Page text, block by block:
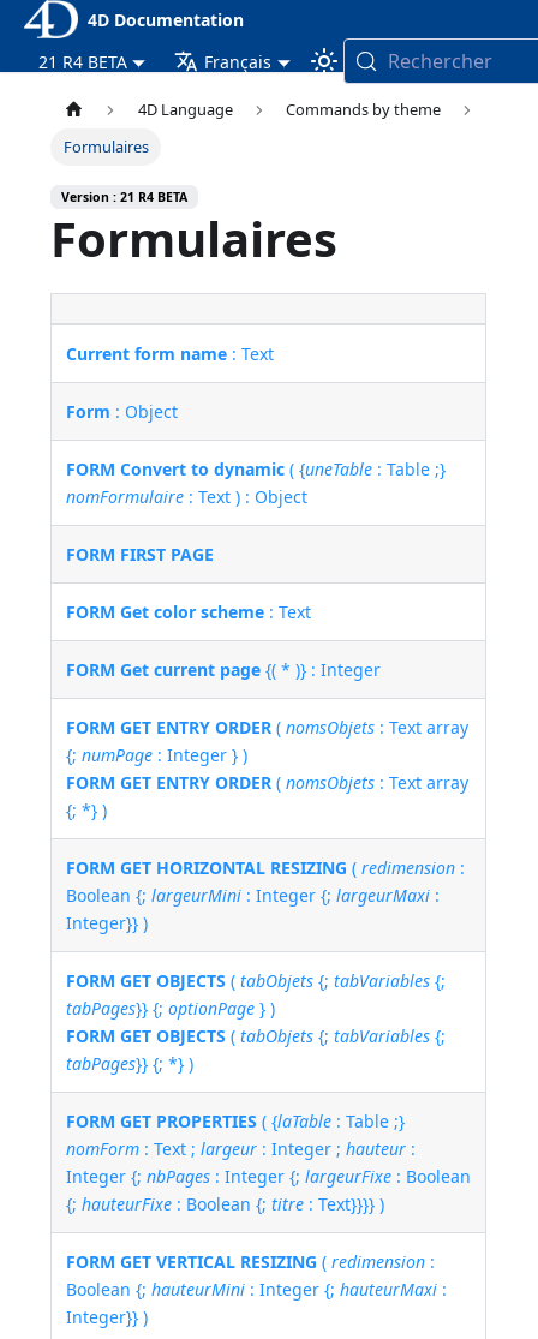
4D Documentation
21 R4 BETA
Français Rechercher
4D Language
Commands by theme
Formulaires
Version : 21 R4 BETA
Formulaires
Current form name : Text
Form : Object
FORM Convert to dynamic ( {uneTable : Table ;}
nomFormulaire : Text ) : Object
FORM FIRST PAGE
FORM Get color scheme : Text
FORM Get current page {( * )} : Integer
FORM GET ENTRY ORDER (nomsObjets : Text array
{;numPage : Integer } )
FORM GET ENTRY ORDER (nomsObjets : Text array
{; *} )
FORM GET HORIZONTAL RESIZING (redimension :
Boolean {;largeurMini : Integer {;largeurMaxi :
Integer}} )
FORM GET OBJECTS (tabObjets {;tabVariables {;
tabPages}} {;optionPage } )
FORM GET OBJECTS (tabObjets {;tabVariables {;
tabPages}} {; *} )
FORM GET PROPERTIES ( {laTable : Table ;}
nomForm : Text ;largeur : Integer ;hauteur :
Integer {;nbPages : Integer {;largeurFixe : Boolean
{;hauteurFixe : Boolean {;titre : Text}}}} )
FORM GET VERTICAL RESIZING (redimension :
Boolean {;hauteurMini : Integer {;hauteurMaxi :
Integer}} )